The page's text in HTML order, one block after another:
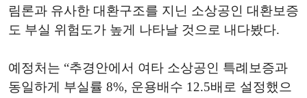
림론과 유사한 대환구조를 지닌 소상공인 대환보증
도 부실 위험도가 높게 나타날 것으로 내다봤다.
예정처는 “추경안에서 여타 소상공인 특례보증과
동일하게 부실률 8%, 운용배수 12.5배로 설정했으